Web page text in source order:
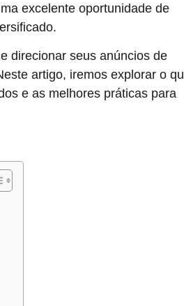
excelente oportunidade de
direcionar seus anúncios de
artigo, iremos explorar o
e as melhores práticas para